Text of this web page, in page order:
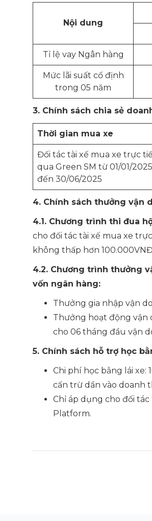
Nội dung
Tỉ lệ vay Ngân hàng
Mức lãi suất cố định
trong 05 năm
3. Chính sách chia sẻ
Thời gian mua xe
Đối tác tài xế mua xe trực
qua Green SM từ 01/01/2025
đến 30/06/2025
4. Chính sách thưởng vận
4.1. Chương trình thi đua
cho đối tác tài xế mua xe
không thấp hơn
4.2. Chương trình thưởng
vốn ngân hàng:
Thưởng gia nhập vận
Thưởng hoạt động vận
cho 06 tháng đầu vận
5. Chính sách hỗ trợ học
Chi phí học bằng lái xe:
cấn trừ dần vào doanh
Chỉ áp dụng cho đối
Platform.